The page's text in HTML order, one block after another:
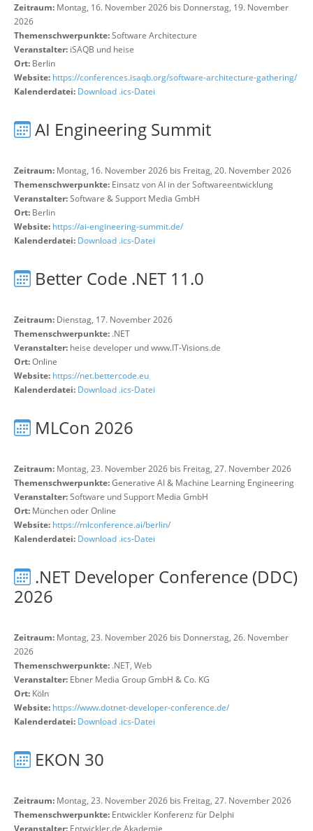
Zeitraum: Montag, 16. November 2026 bis Donnerstag, 19. November
2026
Themenschwerpunkte:Software Architecture
Veranstalter: iSAQB und heise
Ort: Berlin
Website: https://conferences.isaqb.org/software-architecture-gathering/
Kalenderdatei: Download .ics-Datei
AI Engineering Summit
Zeitraum: Montag, 16. November 2026 bis Freitag, 20. November 2026
Themenschwerpunkte: Einsatz von AI in der Softwareentwicklung
Veranstalter:Software & Support Media GmbH
Ort: Berlin
Website: https://ai-engineering-summit.de/
Kalenderdatei: Download .ics-Datei
Better Code .NET 11.0
Zeitraum: Dienstag, 17. November 2026
Themenschwerpunkte: .NET
Veranstalter: heise developer und www.IT-Visions.de
Ort:Online
Website: https://net.bettercode.eu
Kalenderdatei: Download .ics-Datei
MLCon 2026
Zeitraum: Montag, 23. November 2026 bis Freitag, 27. November 2026
Themenschwerpunkte:Generative AI & Machine Learning Engineering
Veranstalter:Software und Support Media GmbH
Ort: München oder Online
Website: https://mlconference.ai/berlin/
Kalenderdatei: Download .ics-Datei
.NET Developer Conference (DDC)
2026
Zeitraum: Montag, 23. November 2026 bis Donnerstag, 26. November
2026
Themenschwerpunkte: .NET, Web
Veranstalter: Ebner Media Group GmbH & Co. KG
Ort: Köln
Website: https://www.dotnet-developer-conference.de/
Kalenderdatei: Download .ics-Datei
EKON 30
Zeitraum: Montag, 23. November 2026 bis Freitag, 27. November 2026
Themenschwerpunkte: Entwickler Konferenz für Delphi
Veranstalter: Entwickler.de Akademie